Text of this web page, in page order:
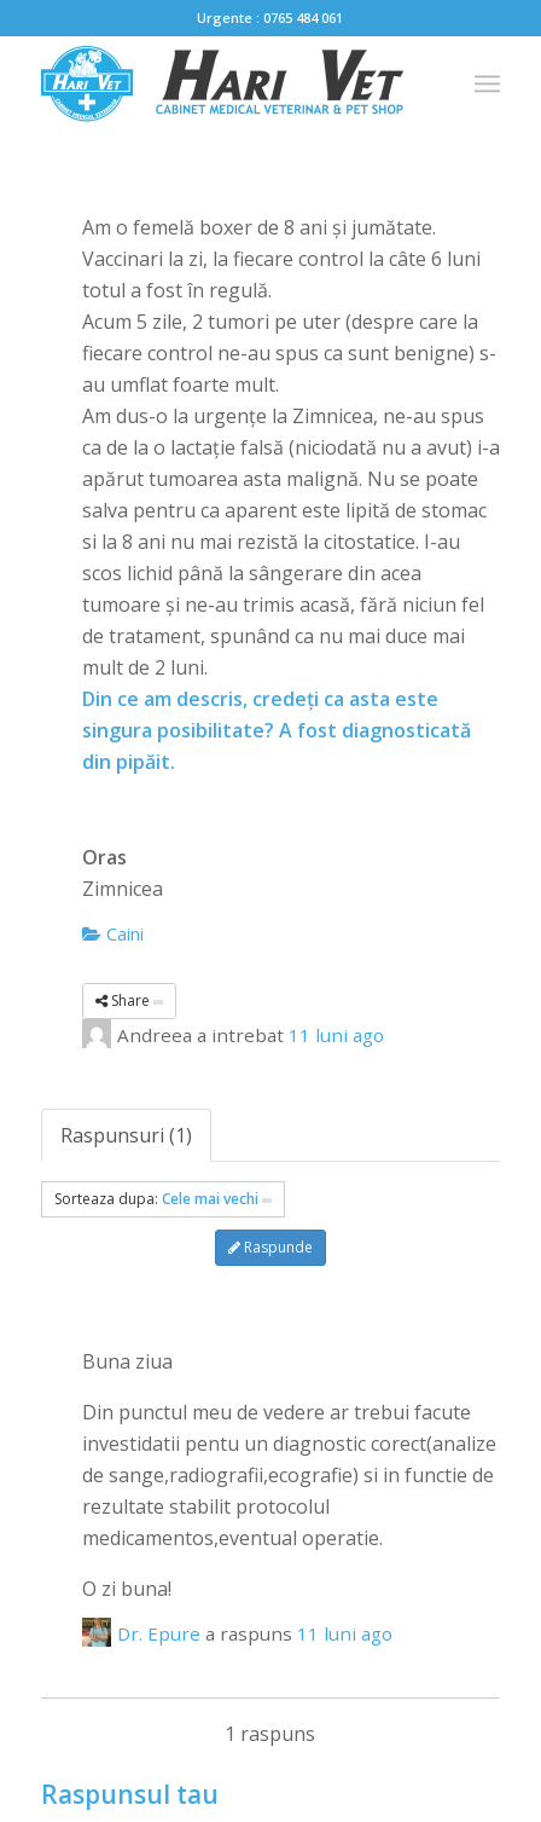
Urgente : 0765 484 061
Am o femelă boxer de 8 ani și jumătate.
Vaccinari la zi, la fiecare control la câte 6 luni
totul a fost în regulă.
Acum 5 zile, 2 tumori pe uter (despre care la
fiecare control ne-au spus ca sunt benigne) s-
au umflat foarte mult.
Am dus-o la urgențe la Zimnicea, ne-au spus
ca de la o lactație falsă (niciodată nu a avut) i-a
apărut tumoarea asta malignă. Nu se poate
salva pentru ca aparent este lipită de stomac
si la 8 ani nu mai rezistă la citostatice. I-au
scos lichid până la sângerare din acea
tumoare și ne-au trimis acasă, fără niciun fel
de tratament, spunând ca nu mai duce mai
mult de 2 luni.
Din ce am descris, credeți ca asta este
singura posibilitate? A fost diagnosticată
din pipăit.
Oras
Zimnicea
Caini
Share
Andreea a intrebat 11 luni ago
Raspunsuri (1)
Sorteaza dupa: Cele mai vechi
Raspunde
Buna ziua
Din punctul meu de vedere ar trebui facute
investidatii pentu un diagnostic corect(analize
de sange,radiografii,ecografie) si in functie de
rezultate stabilit protocolul
medicamentos,eventual operatie.
O zi buna!
Dr. Epure a raspuns 11 luni ago
1 raspuns
Raspunsul tau